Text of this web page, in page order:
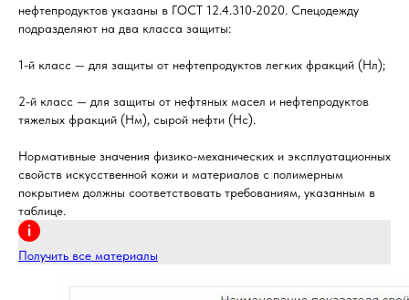
нефтепродуктов указаны в ГОСТ 12.4.310-2020. Спецодежду
подразделяют на два класса защиты:
1-й класс — для защиты от нефтепродуктов легких фракций (Нл);
2-й класс — для защиты от нефтяных масел и нефтепродуктов
тяжелых фракций (Нм), сырой нефти (Нс).
Нормативные значения физико-механических и эксплуатационных
свойств искусственной кожи и материалов с полимерным
покрытием должны соответствовать требованиям, указанным в
таблице.
Получить все материалы